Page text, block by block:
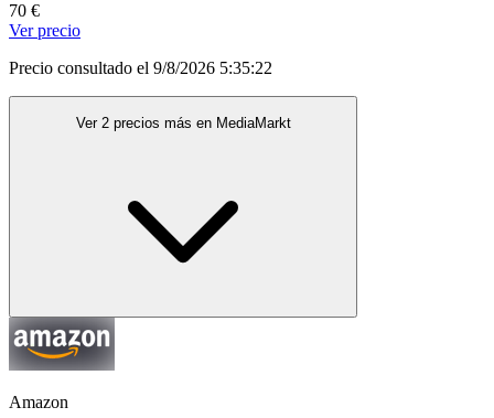
70 €
Ver precio
Precio consultado el 9/8/2026 5:35:22
Ver 2 precios más en MediaMarkt
Amazon